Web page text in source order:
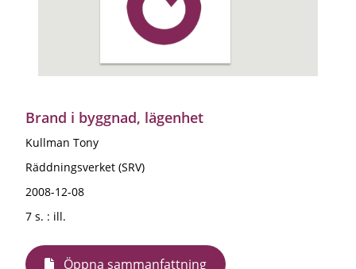
Brand i byggnad, lägenhet
Kullman Tony
Räddningsverket (SRV)
2008-12-08
7 s. : ill.
Öppna sammanfattning